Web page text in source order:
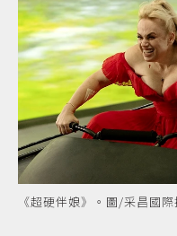
《超硬伴娘》。圖/采昌國際